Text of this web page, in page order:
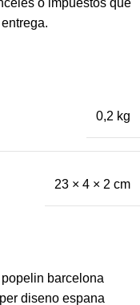
0,2 kg
23 × 4 × 2 cm